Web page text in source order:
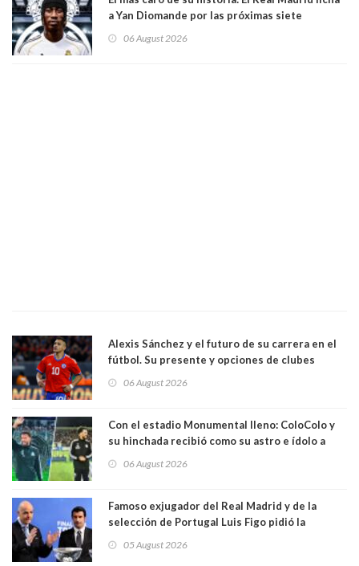
a Yan Diomande por las próximas siete
06 August 2026
Alexis Sánchez y el futuro de su carrera en el
fútbol. Su presente y opciones de clubes
06 August 2026
Con el estadio Monumental lleno: ColoColo y
su hinchada recibió como su astro e ídolo a
06 August 2026
Famoso exjugador del Real Madrid y de la
selección de Portugal Luis Figo pidió la
comportamiento más bajo y cobarde que he
05 August 2026